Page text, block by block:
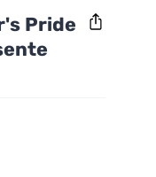
Pride